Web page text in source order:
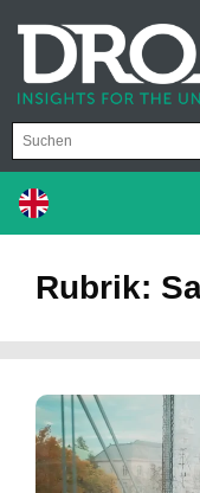
Rubrik: